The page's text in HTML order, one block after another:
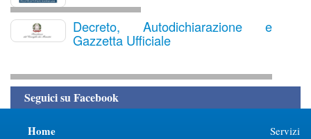
Decreto, Autodichiarazione e
Gazzetta Ufficiale
Seguici su Facebook
Home
Servizi